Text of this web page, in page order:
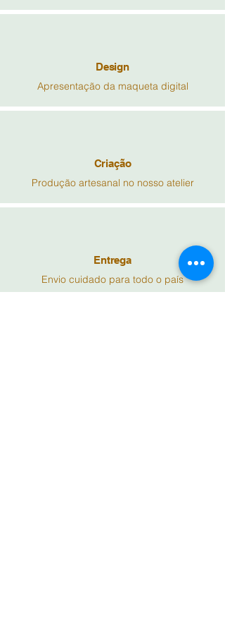
Design
Apresentação da maqueta digital
Criação
Produção artesanal no nosso atelier
Entrega
Envio cuidado para todo o país